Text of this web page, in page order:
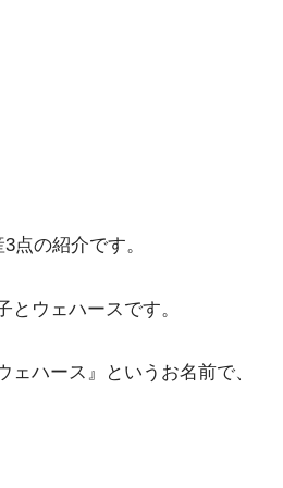
点の紹介です。
ウェハースです。
ハース』というお名前で、